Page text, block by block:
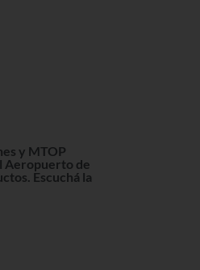
y MTOP
Aeropuerto de
Escuchá la